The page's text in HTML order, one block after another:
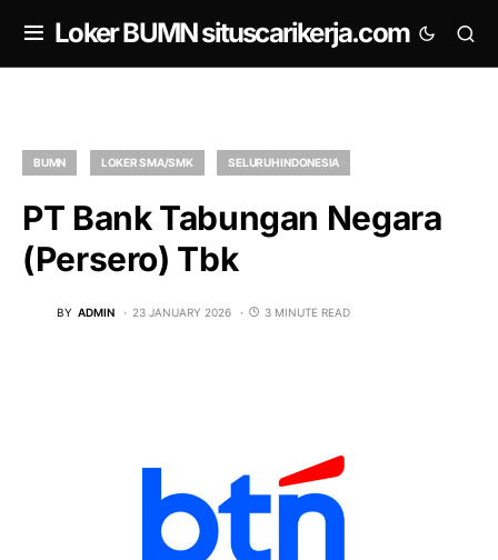
Loker BUMN situscarikerja.com
BUMN LOKER SMA/SMK SELURUH INDONESIA
PT Bank Tabungan Negara
(Persero) Tbk
BY ADMIN 23 JANUARY 2026 3 MINUTE READ